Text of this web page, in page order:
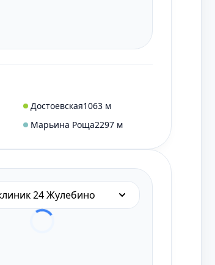
Достоевская1063 м
Марьина Роща2297 м
24 Жулебино